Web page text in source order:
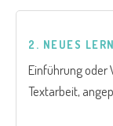
2. NEUES
Einführung oder
Textarbeit,